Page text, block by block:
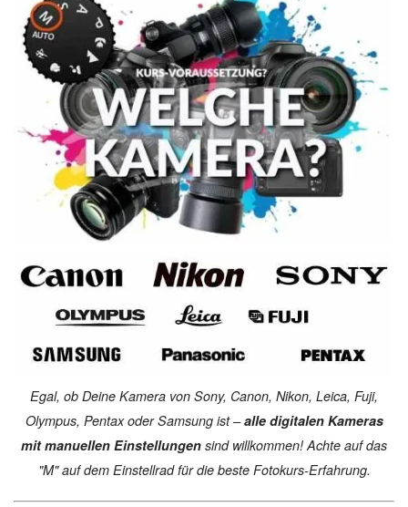
Egal, ob Deine Kamera von Sony, Canon, Nikon, Leica, Fuji,
Olympus, Pentax oder Samsung ist –alle digitalen Kameras
mit manuellen Einstellungen sind willkommen! Achte auf das
"M" auf dem Einstellrad für die beste Fotokurs-Erfahrung.